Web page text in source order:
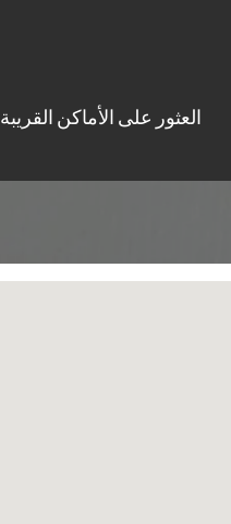
العثور على الأماكن القريبة